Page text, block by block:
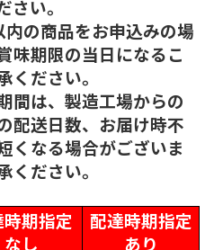
い。
の商品をお申込みの場
味期限の当日になるこ
ください。
間は、製造工場からの
配送日数、お届け時不
くなる場合がございま
ください。
期指定
なし
配達時期指定
あり